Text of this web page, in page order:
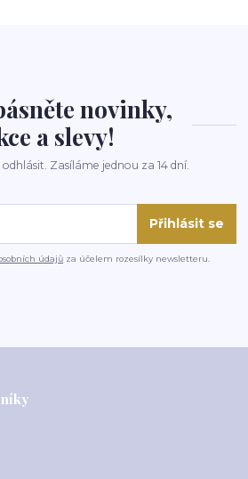
novinky,
a slevy!
Zasíláme jednou za 14 dní.
Přihlásit se
údajů za účelem rozesílky newsletteru.